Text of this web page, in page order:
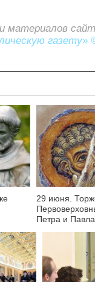
материалов
газету»
29 июня.
Петра и Павла